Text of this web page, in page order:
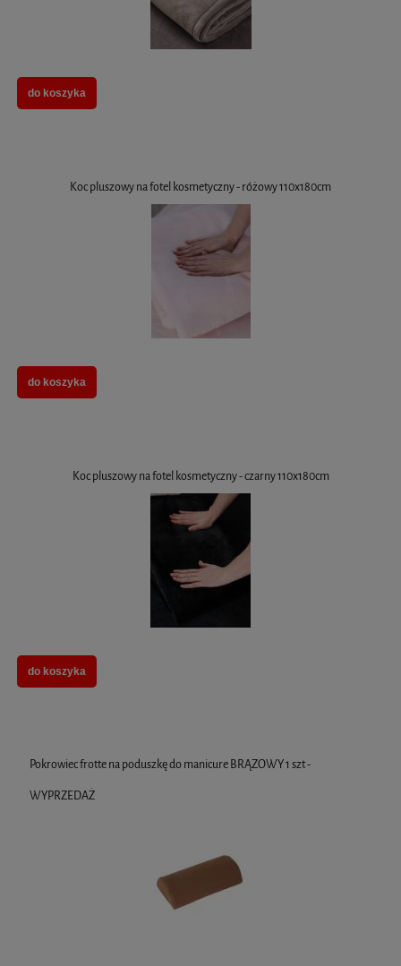
do koszyka
Koc pluszowy na fotel kosmetyczny - różowy 110x180cm
do koszyka
Koc pluszowy na fotel kosmetyczny - czarny 110x180cm
do koszyka
Pokrowiec frotte na poduszkę do manicure BRĄZOWY 1 szt -
WYPRZEDAŻ